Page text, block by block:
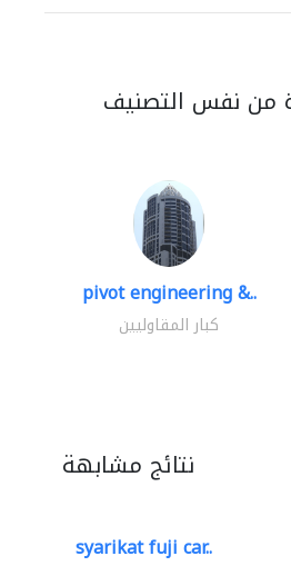
من نفس التصنيف
pivot engineering &..
كبار المقاوليين
نتائج مشابهة
syarikat fuji car..